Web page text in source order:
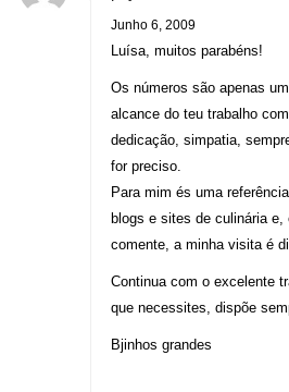
Junho 6, 2009
Luísa, muitos parabéns!
Os números são apenas
alcance do teu trabalho
dedicação, simpatia,
for preciso.
Para mim és uma
blogs e sites de culinária
comente, a minha visita é
Continua com o excelente
que necessites, dispõe
Bjinhos grandes